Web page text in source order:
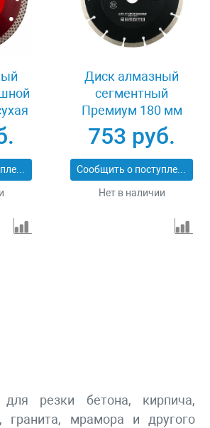
Сообщить о поступлении
Диск алмазный
сегментный
Премиум 180 мм
10/50 Biber 70265
753 руб.
Сообщить о поступлении
Нет в наличии
для резки бетона, кирпича,
гранита, мрамора и другого